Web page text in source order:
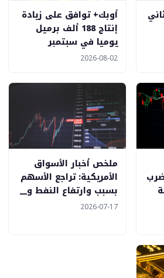
أوبك+ توافق على زيادة
إنتاج 188 ألف برميل
يوميا في سبتمبر
2026-08-02
ملخص أخبار الأسواق
الأمريكية: تراجع الأسهم
بسبب وارتفاع النفط و__
2026-07-17